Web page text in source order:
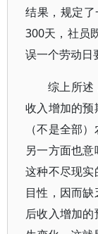
结果，规定
300天，社员
误一个劳动日
综上所述
收入增加的
（不是全部
另一方面也
这种不尽现
目性，因而
后收入增加